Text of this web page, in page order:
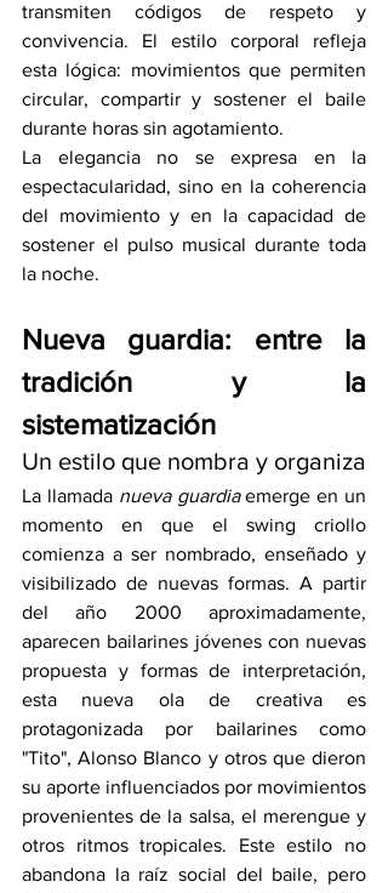
transmiten códigos de respeto y
convivencia. El estilo corporal refleja
esta lógica: movimientos que permiten
circular, compartir y sostener el baile
durante horas sin agotamiento.
La elegancia no se expresa en la
espectacularidad, sino en la coherencia
del movimiento y en la capacidad de
sostener el pulso musical durante toda
la noche.
Nueva guardia: entre la
tradición y la
sistematización
Un estilo que nombra y organiza
La llamada nueva guardia emerge en un
momento en que el swing criollo
comienza a ser nombrado, enseñado y
visibilizado de nuevas formas. A partir
del año 2000 aproximadamente,
aparecen bailarines jóvenes con nuevas
propuesta y formas de interpretación,
esta nueva ola de creativa es
protagonizada por bailarines como
"Tito", Alonso Blanco y otros que dieron
su aporte influenciados por movimientos
provenientes de la salsa, el merengue y
otros ritmos tropicales. Este estilo no
abandona la raíz social del baile, pero